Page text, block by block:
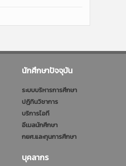
นักศึกษาปัจจุบัน
ระบบบริหารการศึกษา
ปฎิทินวิชาการ
บริการไอที
อีเมลนักศึกษา
กยศ.และทุนการศึกษา
บุคลากร